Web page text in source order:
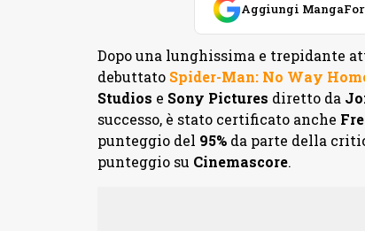
Aggiungi
Dopo una lunghissima e trepidante
debuttato Spider-Man: No Way
Studios e Sony Pictures diretto da
successo, è stato certificato anche
punteggio del 95%da parte della
punteggio su Cinemascore.